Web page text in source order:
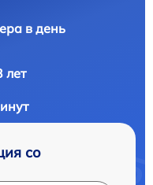
в день
лет
со